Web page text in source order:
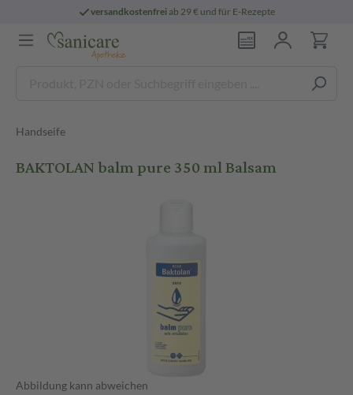
versandkostenfreiab 29 € und für E-Rezepte
Handseife
BAKTOLAN balm pure 350 ml Balsam
Abbildung kann abweichen